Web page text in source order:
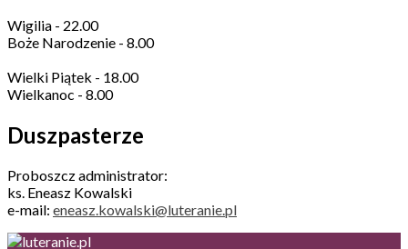
Wigilia - 22.00
Boże Narodzenie - 8.00
Wielki Piątek - 18.00
Wielkanoc - 8.00
Duszpasterze
Proboszcz administrator:
ks. Eneasz Kowalski
e-mail: eneasz.kowalski@luteranie.pl